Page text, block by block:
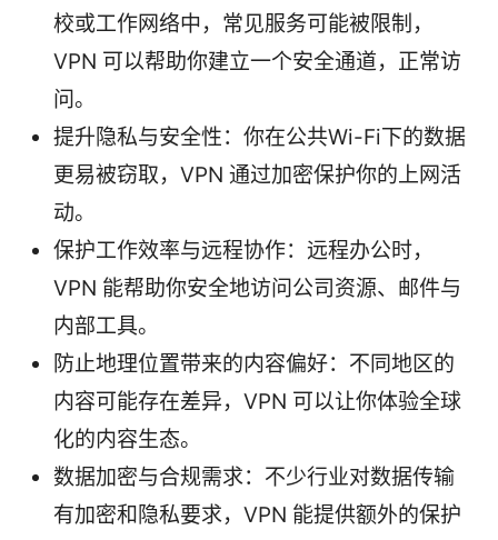
校或工作网络中，常见服务可能被限制，
VPN 可以帮助你建立一个安全通道，正常访
问。
提升隐私与安全性：你在公共Wi-Fi下的数据
更易被窃取，VPN 通过加密保护你的上网活
动。
保护工作效率与远程协作：远程办公时，
VPN 能帮助你安全地访问公司资源、邮件与
内部工具。
防止地理位置带来的内容偏好：不同地区的
内容可能存在差异，VPN 可以让你体验全球
化的内容生态。
数据加密与合规需求：不少行业对数据传输
有加密和隐私要求，VPN 能提供额外的保护